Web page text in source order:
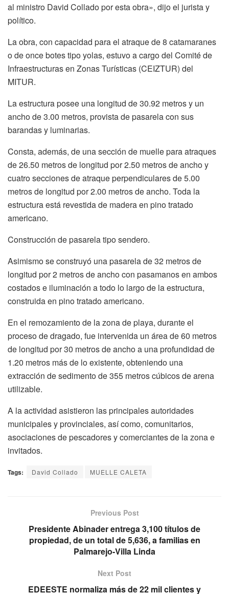
al ministro David Collado por esta obra», dijo el jurista y
político.
La obra, con capacidad para el atraque de 8 catamaranes
o de once botes tipo yolas, estuvo a cargo del Comité de
Infraestructuras en Zonas Turísticas (CEIZTUR) del
MITUR.
La estructura posee una longitud de 30.92 metros y un
ancho de 3.00 metros, provista de pasarela con sus
barandas y luminarias.
Consta, además, de una sección de muelle para atraques
de 26.50 metros de longitud por 2.50 metros de ancho y
cuatro secciones de atraque perpendiculares de 5.00
metros de longitud por 2.00 metros de ancho. Toda la
estructura está revestida de madera en pino tratado
americano.
Construcción de pasarela tipo sendero.
Asimismo se construyó una pasarela de 32 metros de
longitud por 2 metros de ancho con pasamanos en ambos
costados e iluminación a todo lo largo de la estructura,
construida en pino tratado americano.
En el remozamiento de la zona de playa, durante el
proceso de dragado, fue intervenida un área de 60 metros
de longitud por 30 metros de ancho a una profundidad de
1.20 metros más de lo existente, obteniendo una
extracción de sedimento de 355 metros cúbicos de arena
utilizable.
A la actividad asistieron las principales autoridades
municipales y provinciales, así como, comunitarios,
asociaciones de pescadores y comerciantes de la zona e
invitados.
Tags: David Collado MUELLE CALETA
Previous Post
Presidente Abinader entrega 3,100 títulos de
propiedad, de un total de 5,636, a familias en
Palmarejo-Villa Linda
Next Post
EDEESTE normaliza más de 22 mil clientes y